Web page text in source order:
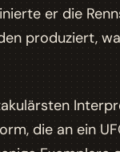
er die
produziert,
die an ein